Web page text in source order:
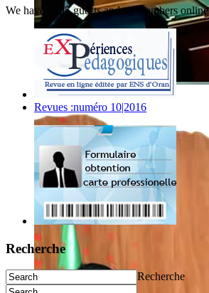
We have 2195 guests and no members online
Revues :numéro 10|2016
Recherche
Recherche